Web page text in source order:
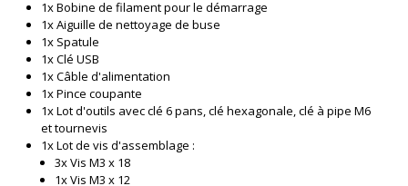
1x Bobine de filament pour le démarrage
1x Aiguille de nettoyage de buse
1x Spatule
1x Clé USB
1x Câble d'alimentation
1x Pince coupante
1x Lot d'outils avec clé 6 pans, clé hexagonale, clé à pipe M6
et tournevis
1x Lot de vis d'assemblage :
3x Vis M3 x 18
1x Vis M3 x 12